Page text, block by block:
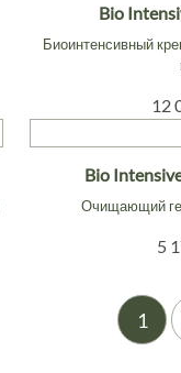
Bio
Биоинтенсивный
12
Bio
Очищающий
5
1